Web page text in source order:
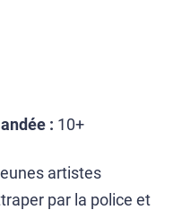
: 10+
artistes
par la police et